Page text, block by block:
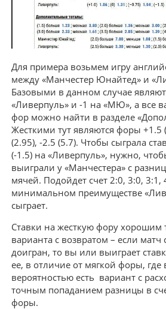
Для примера возьмем игру
между «Манчестер Юнайтед» и
Базовыми в данном случае
«Ливерпуль» и -1 на «МЮ», а все
фор можно найти в разделе
Жесткими тут являются форы +1.5
(2.95), -2.5 (5.7). Чтобы сыграла
(-1.5) на «Ливерпуль», нужно,
выиграли у «Манчестера» с
мячей. Подойдет счет 2:0, 3:0, 3:1,
минимальном преимуществе
сыграет.
Ставки на жесткую фору хорошим
варианта с возвратом – если матч
доигран, то вы или выиграет
ее, в отличие от мягкой форы, где
вероятностью есть вариант с
точным попаданием разницы в
форы.